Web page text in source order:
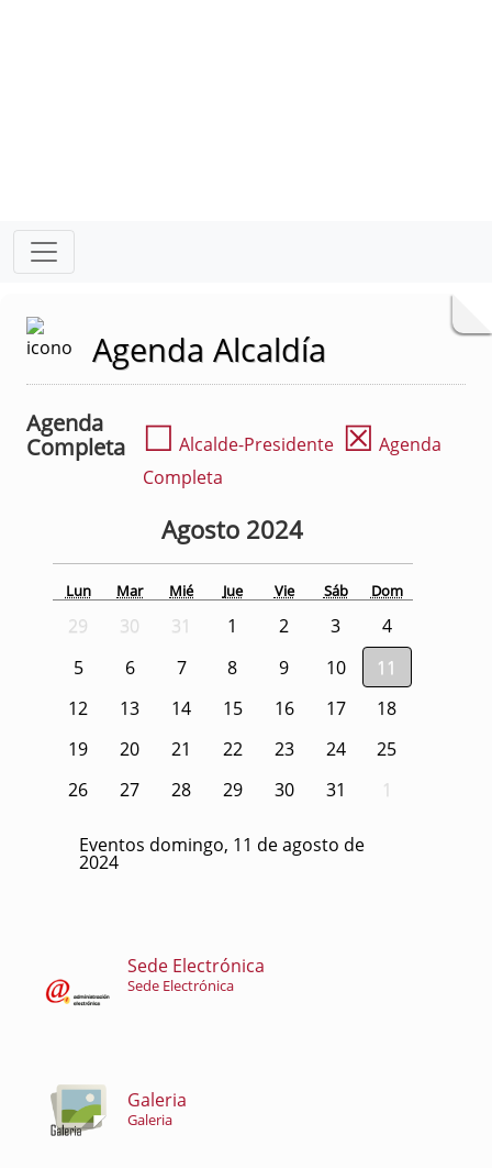
Agenda Alcaldía
Agenda
Completa
☐ Alcalde-Presidente ☒ Agenda
Completa
Agosto 2024
Lun Mar Mié Jue Vie Sáb Dom
29 30 31 1 2 3
4
5
6 7 8 9 10
11
12
13 14 15 16 17
18
19
20 21 22 23 24
25
26
27 28 29 30 31 1
Eventos domingo, 11 de agosto de
2024
Sede Electrónica
Sede Electrónica
Galeria
Galeria